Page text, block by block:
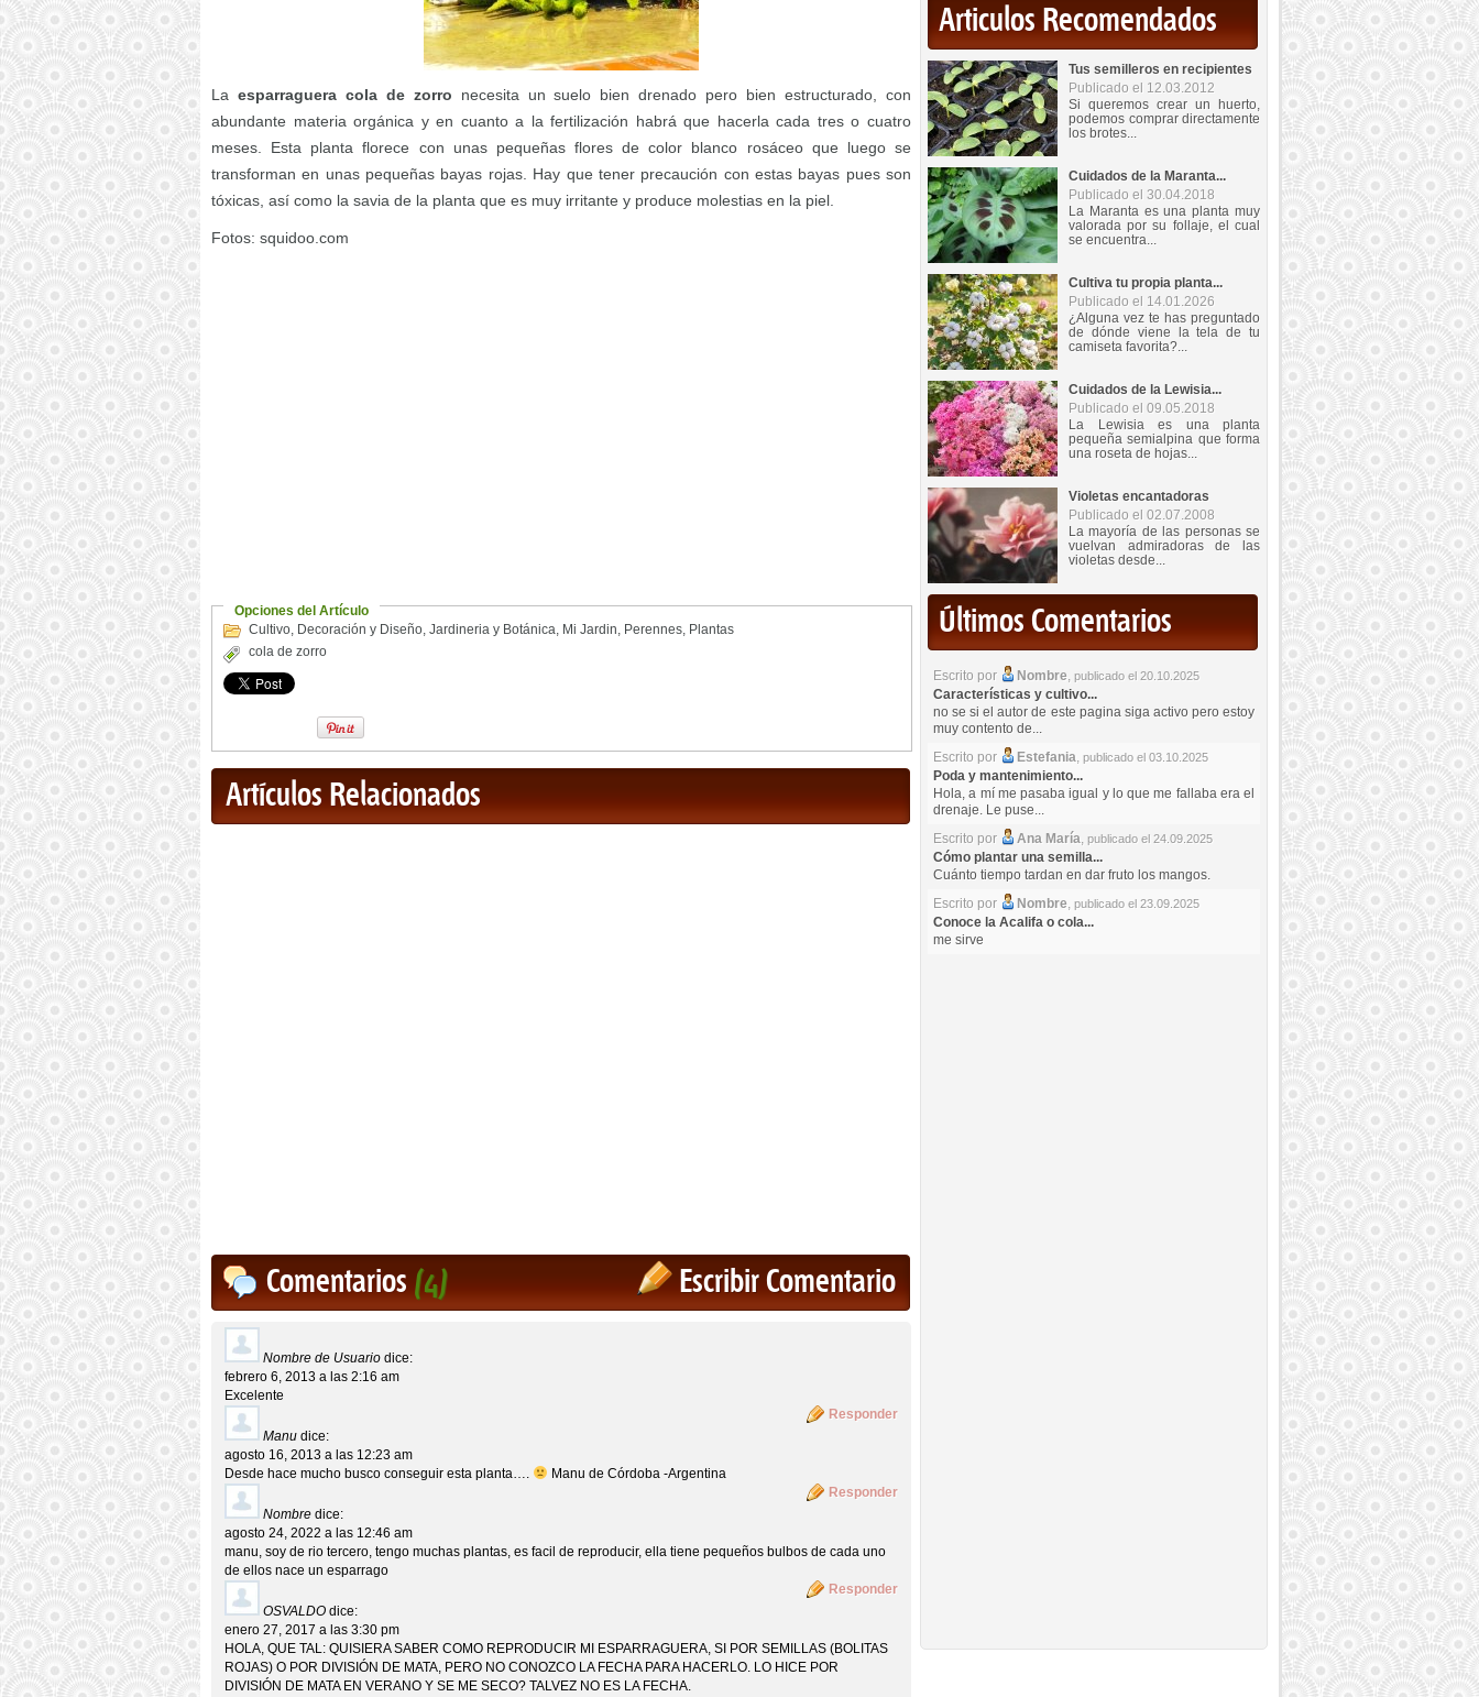
La esparraguera cola de zorro necesita un suelo bien drenado pero bien estructurado, con
abundante materia orgánica y en cuanto a la fertilización habrá que hacerla cada tres o cuatro
meses. Esta planta florece con unas pequeñas flores de color blanco rosáceo que luego se
transforman en unas pequeñas bayas rojas. Hay que tener precaución con estas bayas pues son
tóxicas, así como la savia de la planta que es muy irritante y produce molestias en la piel.
Fotos: squidoo.com
Opciones del Artículo
Cultivo, Decoración y Diseño, Jardineria y Botánica, Mi Jardin, Perennes, Plantas
cola de zorro
Artículos Relacionados
Escribir Comentario
Comentarios(4)
Nombre de Usuario dice:
febrero 6, 2013 a las 2:16 am
Excelente
Responder
Manu dice:
agosto 16, 2013 a las 12:23 am
Desde hace mucho busco conseguir esta planta….
Manu de Córdoba -Argentina
Responder
Nombre dice:
agosto 24, 2022 a las 12:46 am
manu, soy de rio tercero, tengo muchas plantas, es facil de reproducir, ella tiene pequeños bulbos de cada uno
de ellos nace un esparrago
Responder
OSVALDO dice:
enero 27, 2017 a las 3:30 pm
HOLA, QUE TAL: QUISIERA SABER COMO REPRODUCIR MI ESPARRAGUERA, SI POR SEMILLAS (BOLITAS
ROJAS) O POR DIVISIÓN DE MATA, PERO NO CONOZCO LA FECHA PARA HACERLO. LO HICE POR
DIVISIÓN DE MATA EN VERANO Y SE ME SECO? TALVEZ NO ES LA FECHA.
Articulos Recomendados
Tus semilleros en recipientes
Publicado el 12.03.2012
Si queremos crear un huerto,
podemos comprar directamente
los brotes...
Cuidados de la Maranta...
Publicado el 30.04.2018
La Maranta es una planta muy
valorada por su follaje, el cual
se encuentra...
Cultiva tu propia planta...
Publicado el 14.01.2026
¿Alguna vez te has preguntado
de dónde viene la tela de tu
camiseta favorita?...
Cuidados de la Lewisia...
Publicado el 09.05.2018
La Lewisia es una planta
pequeña semialpina que forma
una roseta de hojas...
Violetas encantadoras
Publicado el 02.07.2008
La mayoría de las personas se
vuelvan admiradoras de las
violetas desde...
Últimos Comentarios
Escrito por Nombre, publicado el 20.10.2025
Características y cultivo...
no se si el autor de este pagina siga activo pero estoy
muy contento de...
Escrito por
Estefania, publicado el 03.10.2025
Poda y mantenimiento...
Hola, a mí me pasaba igual y lo que me fallaba era el
drenaje. Le puse...
Escrito por
Ana María, publicado el 24.09.2025
Cómo plantar una semilla...
Cuánto tiempo tardan en dar fruto los mangos.
Escrito por
Nombre, publicado el 23.09.2025
Conoce la Acalifa o cola...
me sirve